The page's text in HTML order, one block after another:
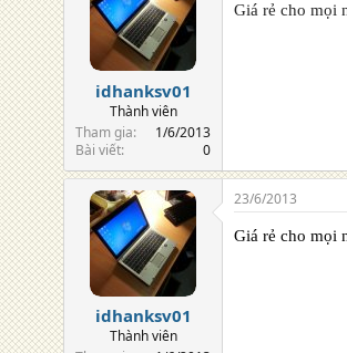
idhanksv01
Thành viên
Tham gia
1/6/2013
Bài viết
0
Giá rẻ cho mọi
idhanksv01
Thành viên
23/6/2013
Giá rẻ cho mọi